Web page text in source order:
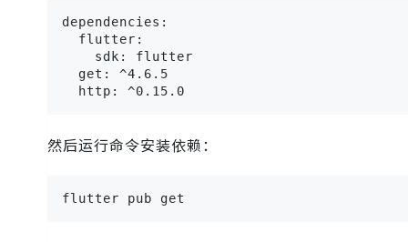
dependencies:
  flutter:
    sdk: flutter
  get: ^4.6.5
  http: ^0.15.0
然后运行命令安装依赖：
flutter pub get